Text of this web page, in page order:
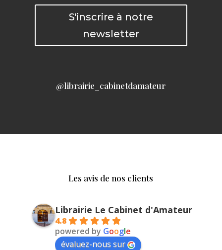
S'inscrire à notre
newsletter
@librairie_cabinetdamateur
Les avis de nos clients
Librairie Le Cabinet d'Amateur
4.8
powered by Google
évaluez-nous sur